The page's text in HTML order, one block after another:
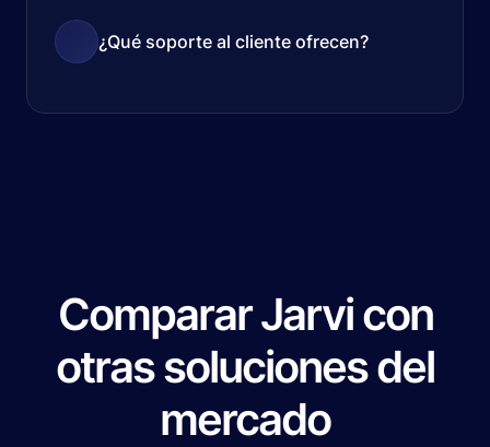
¿Qué soporte al cliente ofrecen?
Comparar Jarvi con
otras soluciones del
mercado